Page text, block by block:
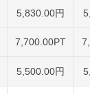
5,830.00円
7,700.00PT
5,500.00円